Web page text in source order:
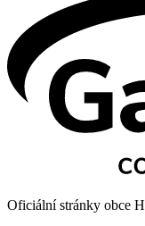
Oficiální stránky obce